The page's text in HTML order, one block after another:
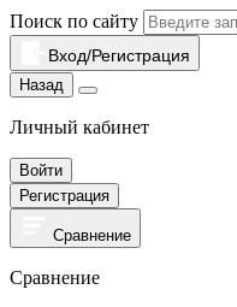
Поиск по сайту
Вход/Регистрация
Назад
Личный кабинет
Войти
Регистрация
Сравнение
Сравнение